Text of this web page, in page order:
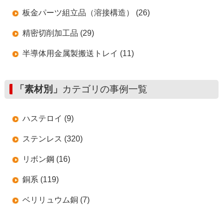
板金パーツ組立品（溶接構造） (26)
精密切削加工品 (29)
半導体用金属製搬送トレイ (11)
「素材別」 カテゴリの事例一覧
ハステロイ (9)
ステンレス (320)
リボン鋼 (16)
銅系 (119)
ベリリュウム銅 (7)